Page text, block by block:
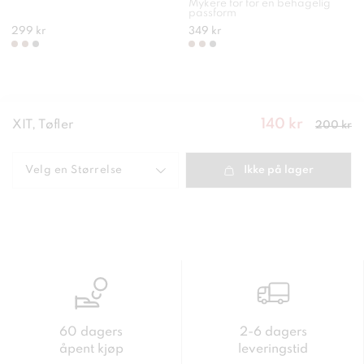
299 kr
Mykere for for en behagelig
passform
349 kr
XIT, Tøfler
Nåværende
krForrige
pris
140 kr 200 kr
Velg en Størrelse Ikke på lager
60 dagers
åpent kjøp
2-6 dagers
leveringstid